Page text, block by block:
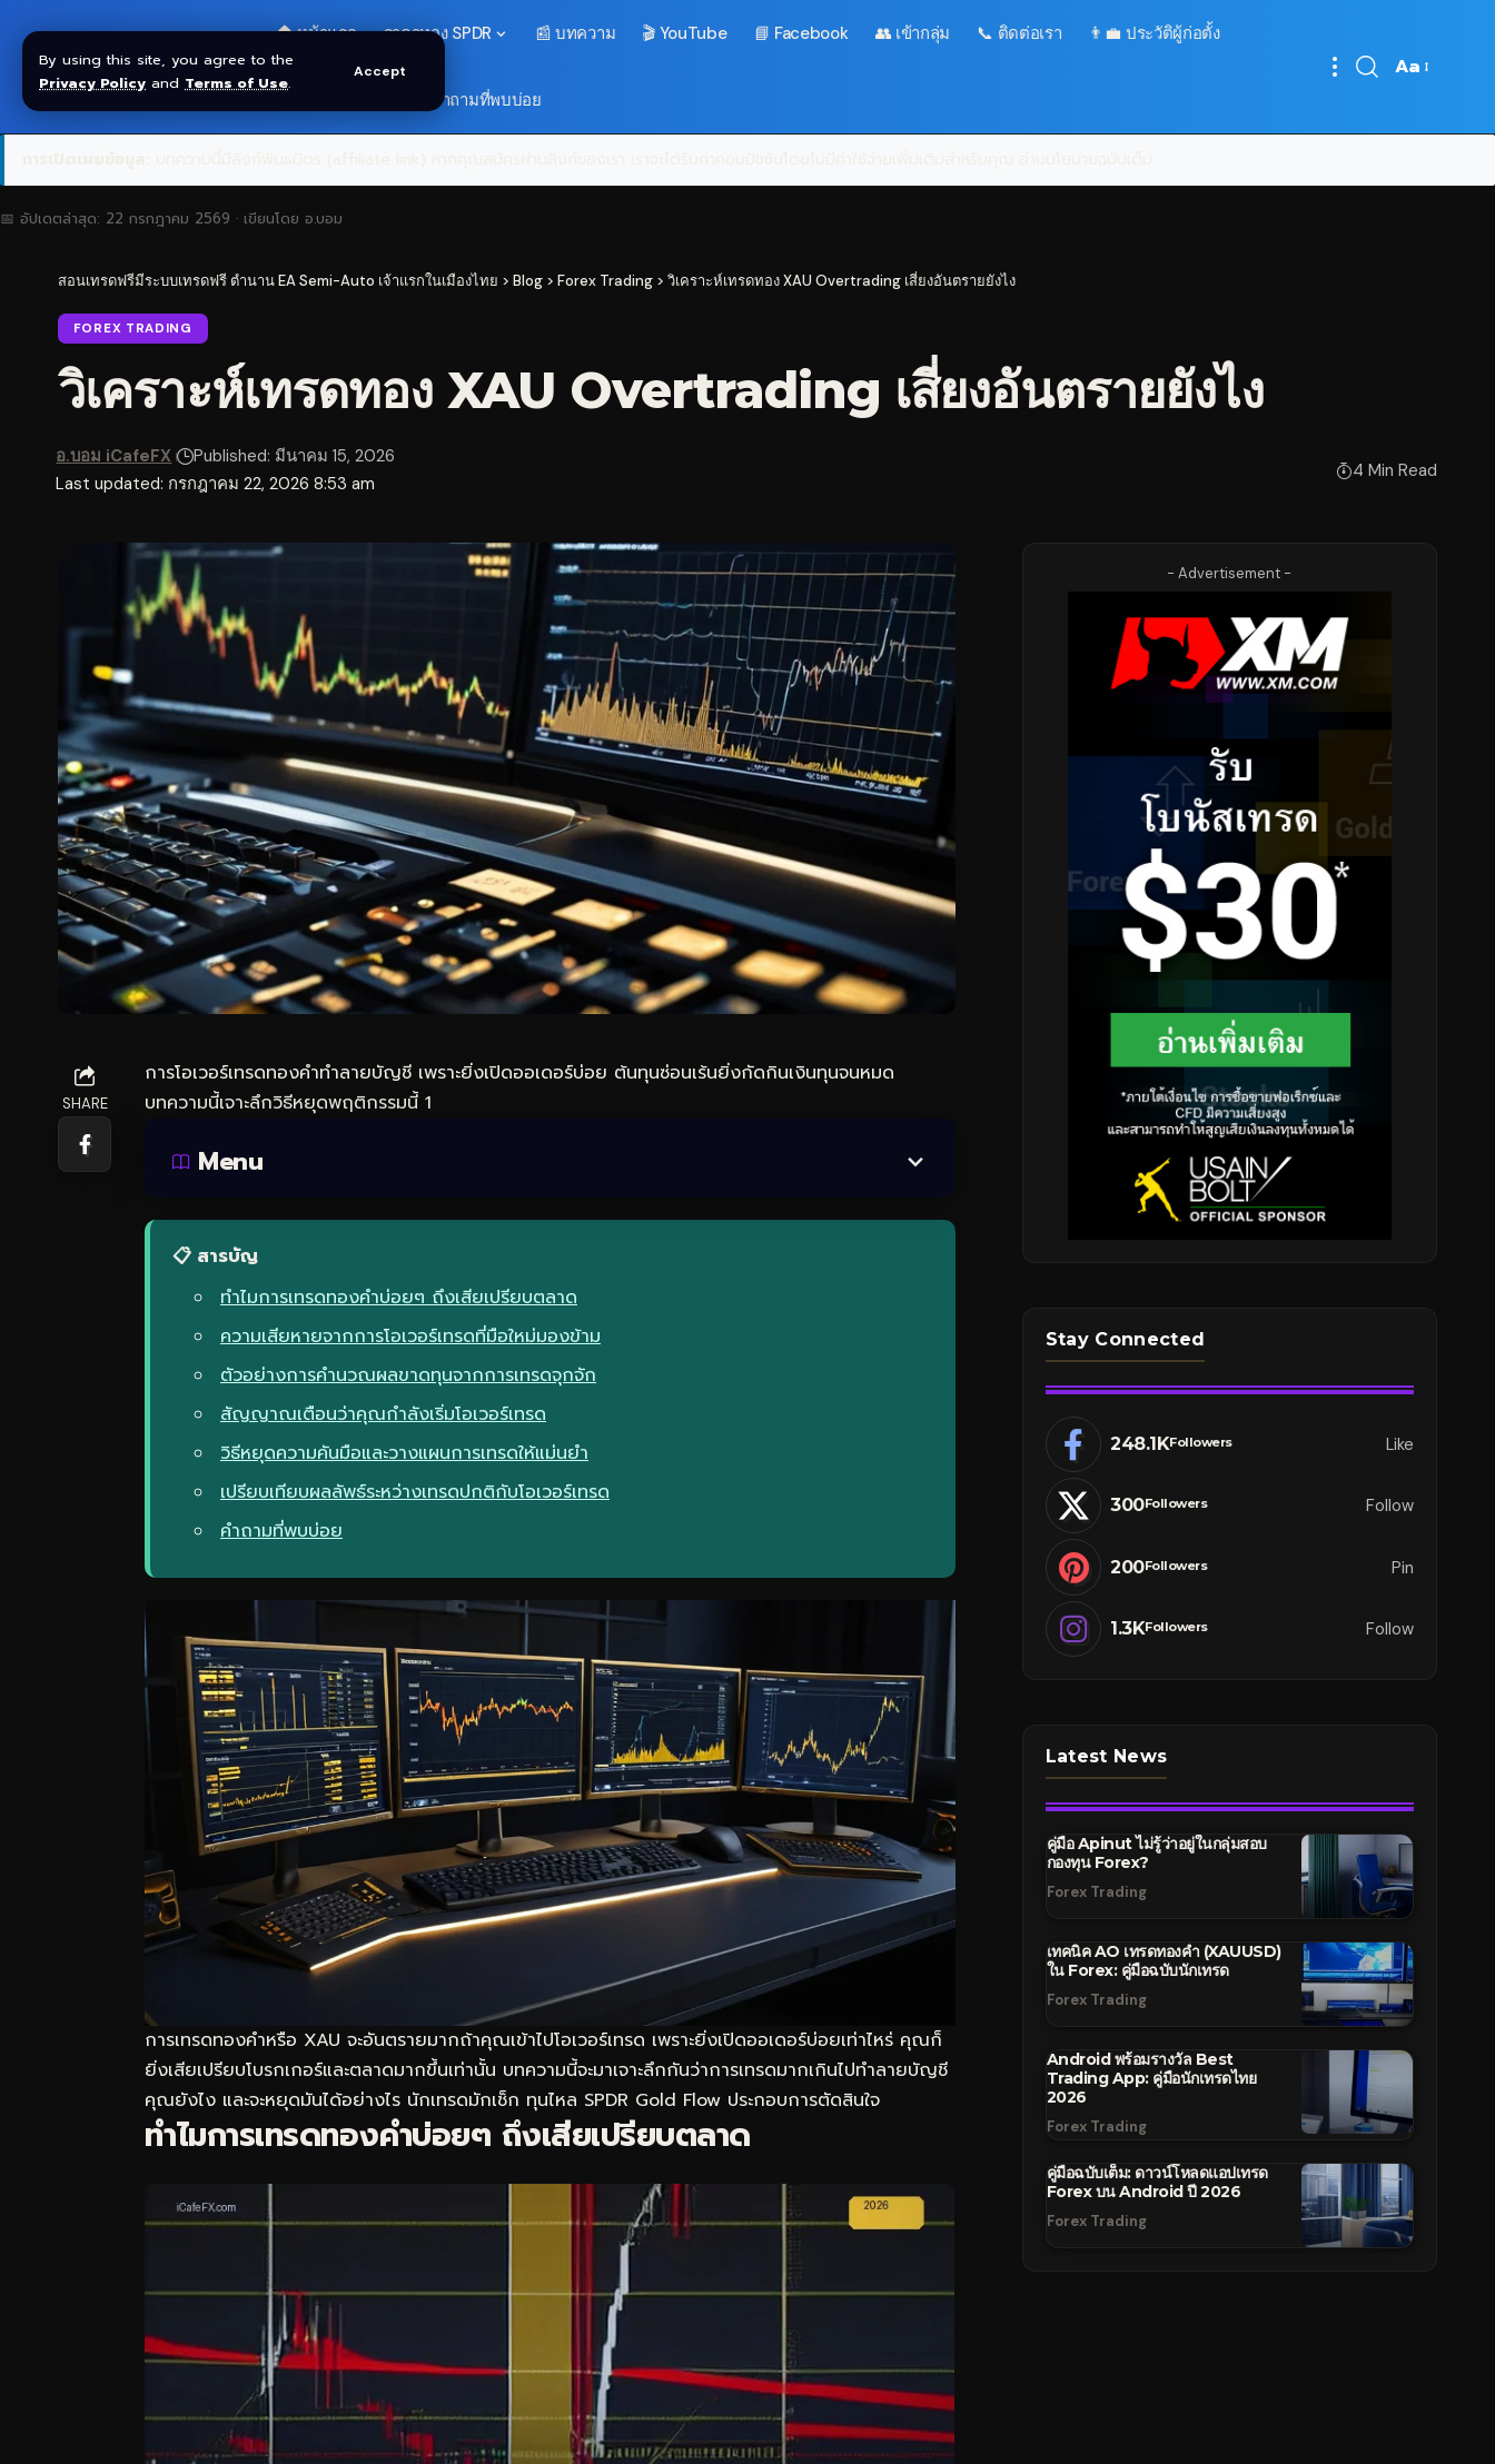
By using this site, you agree to the
Privacy Policy and Terms of Use.
Accept
🏠 หน้าแรก ราคาทอง SPDR 📰 บทความ 🎬 YouTube 📘 Facebook 👥 เข้ากลุ่ม 📞 ติดต่อเรา 👨‍💼 ประวัติผู้ก่อตั้ง
❓ คำถามที่พบบ่อย
Font
Aa
📅 อัปเดตล่าสุด: 22 กรกฎาคม 2569 · เขียนโดย อ.บอม
สอนเทรดฟรีมีระบบเทรดฟรี ตำนาน EA Semi-Auto เจ้าแรกในเมืองไทย > Blog > Forex Trading > วิเคราะห์เทรดทอง XAU Overtrading เสี่ยงอันตรายยังไง
FOREX TRADING
วิเคราะห์เทรดทอง XAU Overtrading เสี่ยงอันตรายยังไง
Last updated: กรกฎาคม 22, 2026 8:53 am
อ.บอม iCafeFX Published: มีนาคม 15, 2026
4 Min Read
SHARE
การโอเวอร์เทรดทองคำทำลายบัญชี เพราะยิ่งเปิดออเดอร์บ่อย ต้นทุนซ่อนเร้นยิ่งกัดกินเงินทุนจนหมด
บทความนี้เจาะลึกวิธีหยุดพฤติกรรมนี้ 1
Menu
📋 สารบัญ
ทำไมการเทรดทองคำบ่อยๆ ถึงเสียเปรียบตลาด
ความเสียหายจากการโอเวอร์เทรดที่มือใหม่มองข้าม
ตัวอย่างการคำนวณผลขาดทุนจากการเทรดจุกจัก
สัญญาณเตือนว่าคุณกำลังเริ่มโอเวอร์เทรด
วิธีหยุดความคันมือและวางแผนการเทรดให้แม่นยำ
เปรียบเทียบผลลัพธ์ระหว่างเทรดปกติกับโอเวอร์เทรด
คำถามที่พบบ่อย
การเทรดทองคำหรือ XAU จะอันตรายมากถ้าคุณเข้าไปโอเวอร์เทรด เพราะยิ่งเปิดออเดอร์บ่อยเท่าไหร่ คุณก็
ยิ่งเสียเปรียบโบรกเกอร์และตลาดมากขึ้นเท่านั้น บทความนี้จะมาเจาะลึกกันว่าการเทรดมากเกินไปทำลายบัญชี
คุณยังไง และจะหยุดมันได้อย่างไร นักเทรดมักเช็ก ทุนไหล SPDR Gold Flow ประกอบการตัดสินใจ
ทำไมการเทรดทองคำบ่อยๆ ถึงเสียเปรียบตลาด
- Advertisement -
Stay Connected
248.1KFollowers Like
300Followers Follow
200Followers Pin
1.3KFollowers Follow
Latest News
คู่มือ Apinut ไม่รู้ว่าอยู่ในกลุ่มสอบ
กองทุน Forex?
Forex Trading
เทคนิค AO เทรดทองคำ (XAUUSD)
ใน Forex: คู่มือฉบับนักเทรด
Forex Trading
Android พร้อมรางวัล Best
Trading App: คู่มือนักเทรดไทย
2026
Forex Trading
คู่มือฉบับเต็ม: ดาวน์โหลดแอปเทรด
Forex บน Android ปี 2026
Forex Trading